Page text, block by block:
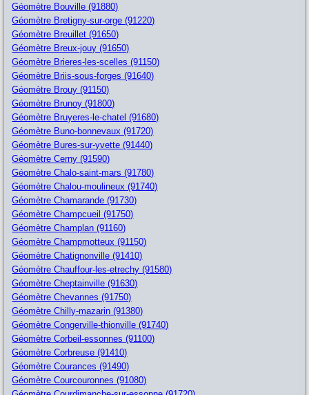
Géomètre Bouville (91880)
Géomètre Bretigny-sur-orge (91220)
Géomètre Breuillet (91650)
Géomètre Breux-jouy (91650)
Géomètre Brieres-les-scelles (91150)
Géomètre Briis-sous-forges (91640)
Géomètre Brouy (91150)
Géomètre Brunoy (91800)
Géomètre Bruyeres-le-chatel (91680)
Géomètre Buno-bonnevaux (91720)
Géomètre Bures-sur-yvette (91440)
Géomètre Cerny (91590)
Géomètre Chalo-saint-mars (91780)
Géomètre Chalou-moulineux (91740)
Géomètre Chamarande (91730)
Géomètre Champcueil (91750)
Géomètre Champlan (91160)
Géomètre Champmotteux (91150)
Géomètre Chatignonville (91410)
Géomètre Chauffour-les-etrechy (91580)
Géomètre Cheptainville (91630)
Géomètre Chevannes (91750)
Géomètre Chilly-mazarin (91380)
Géomètre Congerville-thionville (91740)
Géomètre Corbeil-essonnes (91100)
Géomètre Corbreuse (91410)
Géomètre Courances (91490)
Géomètre Courcouronnes (91080)